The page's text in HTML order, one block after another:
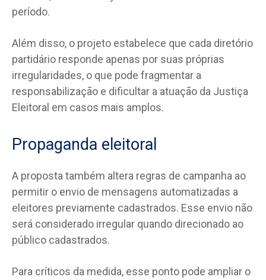
período.
Além disso, o projeto estabelece que cada diretório
partidário responde apenas por suas próprias
irregularidades, o que pode fragmentar a
responsabilização e dificultar a atuação da Justiça
Eleitoral em casos mais amplos.
Propaganda eleitoral
A proposta também altera regras de campanha ao
permitir o envio de mensagens automatizadas a
eleitores previamente cadastrados. Esse envio não
será considerado irregular quando direcionado ao
público cadastrados.
Para críticos da medida, esse ponto pode ampliar o